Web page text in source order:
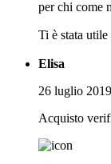
per chi come
Ti è stata utile
Elisa
26 luglio 2019
Acquisto